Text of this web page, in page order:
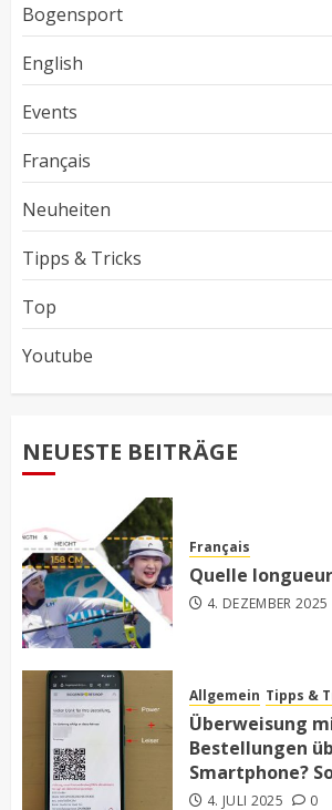
Bogensport
English
Events
Français
Neuheiten
Tipps & Tricks
Top
Youtube
NEUESTE BEITRÄGE
Français
Quelle
4. DEZEMBER 2025
Allgemein Tipps &
Überweisung
Bestellungen
Smartphone?
4. JULI 2025 0